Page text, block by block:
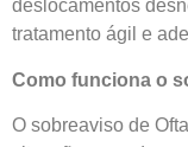
deslocamentos
tratamento ágil e
Como funciona o
O sobreaviso de